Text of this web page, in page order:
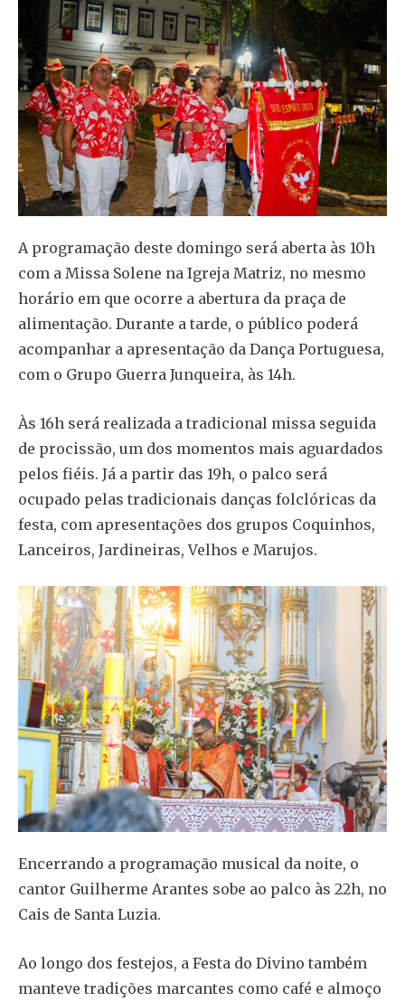
A programação deste domingo será aberta às 10h
com a Missa Solene na Igreja Matriz, no mesmo
horário em que ocorre a abertura da praça de
alimentação. Durante a tarde, o público poderá
acompanhar a apresentação da Dança Portuguesa,
com o Grupo Guerra Junqueira, às 14h.
Às 16h será realizada a tradicional missa seguida
de procissão, um dos momentos mais aguardados
pelos fiéis. Já a partir das 19h, o palco será
ocupado pelas tradicionais danças folclóricas da
festa, com apresentações dos grupos Coquinhos,
Lanceiros, Jardineiras, Velhos e Marujos.
Encerrando a programação musical da noite, o
cantor Guilherme Arantes sobe ao palco às 22h, no
Cais de Santa Luzia.
Ao longo dos festejos, a Festa do Divino também
manteve tradições marcantes como café e almoço